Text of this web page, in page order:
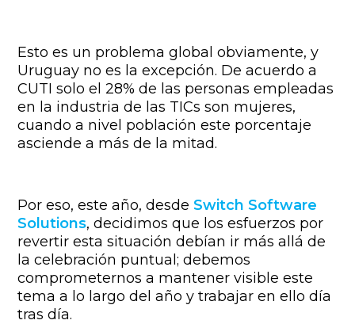
Esto es un problema global obviamente, y
Uruguay no es la excepción. De acuerdo a
CUTI solo el 28% de las personas empleadas
en la industria de las TICs son mujeres,
cuando a nivel población este porcentaje
asciende a más de la mitad.
Por eso, este año, desdeSwitch Software
Solutions, decidimos que los esfuerzos por
revertir esta situación debían ir más allá de
la celebración puntual; debemos
comprometernos a mantener visible este
tema a lo largo del año y trabajar en ello día
tras día.